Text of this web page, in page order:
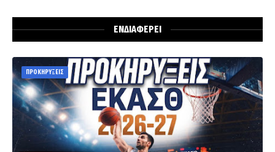
ΕΝΔΙΑΦΕΡΕΙ
ΠΡΟΚΗΡΥΞΕΙΣ